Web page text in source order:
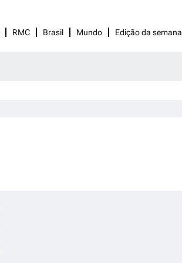
RMC Brasil Mundo Edição da semana